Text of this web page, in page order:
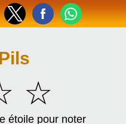
☆
étoile pour noter